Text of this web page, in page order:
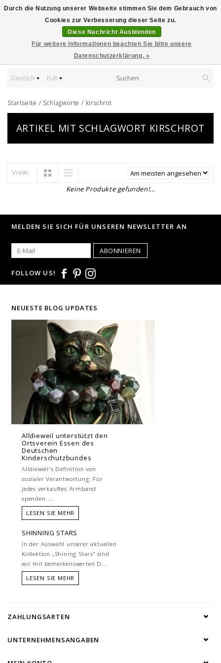
Deutsch EUR
Startseite / Schlagworte / kirschrot
ARTIKEL MIT SCHLAGWORT KIRSCHROT
View:
Keine Produkte gefunden!...
Durch die Nutzung unserer Webseite stimmen Sie dem Gebrauch von
Cookies zur Verbesserung dieser Seite zu.
Diese Nachricht Ausblenden
Für weitere Informationen beachten Sie bitte unsere
Datenschutzerklärung. »
MELDEN SIE SICH FÜR UNSEREN NEWSLETTER AN
ABONNIEREN
FOLLOW US!
NEUESTE BLOG UPDATES
Alldieweil unterstützt den
Ortsverein Essen des
Deutschen
Kinderschutzbundes
Alldieweil's Definition von
sozialer Verantwortung: Für
jedes verkauftes Armband
spenden ...
LESEN SIE MEHR
SHINNING STARS
In der Auswahl unserer aktuellen
Kollektion „Shining Stars“ sind
wir mit bemerkenswerten D...
LESEN SIE MEHR
ZAHLUNGSARTEN
UNTERNEHMENSANGABEN